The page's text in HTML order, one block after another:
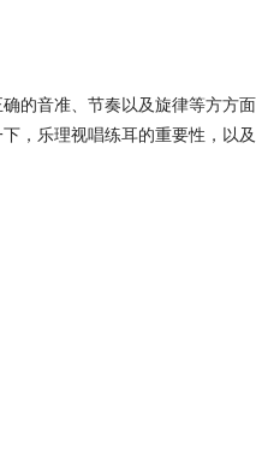
的音准、节奏以及旋律等方方面
，乐理视唱练耳的重要性，以及